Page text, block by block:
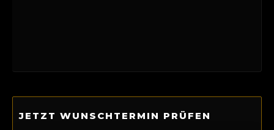
JETZT WUNSCHTERMIN PRÜFEN